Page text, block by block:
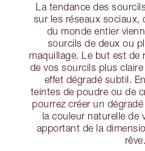
La tendance des
sur les réseaux sociaux,
du monde entier
sourcils de deux ou
maquillage. Le but est de
de vos sourcils plus
effet dégradé subtil.
teintes de poudre ou de
pourrez créer un
la couleur naturelle de
apportant de la
rêve.